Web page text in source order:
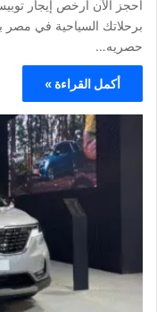
برحلاتك السياحية في
حصريه…
أكمل القراءة »